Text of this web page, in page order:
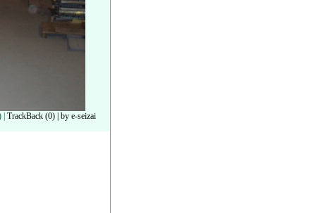
| TrackBack (0) | by e-seizai